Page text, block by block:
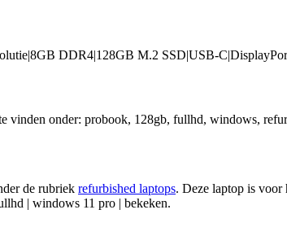
DDR4|128GB M.2 SSD|USB-
onder: probook, 128gb, fullhd, windows,
de rubriek refurbished laptops. Deze laptop is voor
| windows 11 pro | bekeken.